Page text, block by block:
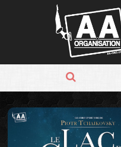
Panneau de gestion des cookies